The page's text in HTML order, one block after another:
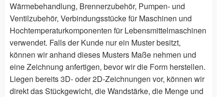
Wärmebehandlung, Brennerzubehör, Pumpen- und
Ventilzubehör, Verbindungsstücke für Maschinen und
Hochtemperaturkomponenten für Lebensmittelmaschinen
verwendet. Falls der Kunde nur ein Muster besitzt,
können wir anhand dieses Musters Maße nehmen und
eine Zeichnung anfertigen, bevor wir die Form herstellen.
Liegen bereits 3D- oder 2D-Zeichnungen vor, können wir
direkt das Stückgewicht, die Wandstärke, die Menge und